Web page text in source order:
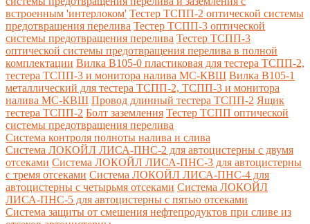
встроенным 'интерлоком' Тестер ТСПП-2 оптической системы
предотвращения перелива Тестер ТСПП-3 оптической
системы предотвращения перелива Тестер ТСПП-3
оптической системы предотвращения перелива в полной
комплектации Вилка В105-0 пластиковая для тестера ТСПП-2,
тестера ТСПП-3 и монитора налива МС-КВШ Вилка В105-1
металлический для тестера ТСПП-2, ТСПП-3 и монитора
налива МС-КВШ Провод длинный тестера ТСПП-2 Ящик
тестера ТСПП-2 Болт заземления Тестер ТСПП оптической
системы предотвращения перелива
Cистема контроля полноты налива и слива
Система ЛОКОЙЛ ЛИСА-ПНС-2 для автоцистерны с двумя
отсеками Система ЛОКОЙЛ ЛИСА-ПНС-3 для автоцистерны
с тремя отсеками Система ЛОКОЙЛ ЛИСА-ПНС-4 для
автоцистерны с четырьмя отсеками Система ЛОКОЙЛ
ЛИСА-ПНС-5 для автоцистерны с пятью отсеками
Система защиты от смешения нефтепродуктов при сливе из